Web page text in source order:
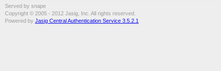
Served by snape
Copyright © 2005 - 2012 Jasig, Inc. All rights reserved.
Powered by Jasig Central Authentication Service 3.5.2.1